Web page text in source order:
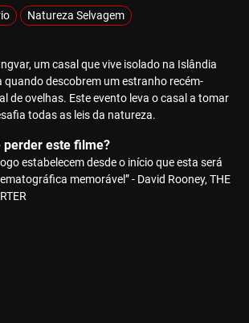
Natureza Selvagem
um casal que vive isolado na Islândia
quando descobrem um estranho recém-
de ovelhas. Este evento leva o casal a tomar
todas as leis da natureza.
perder este filme?
estabelecem desde o início que esta será
memorável” - David Rooney, THE